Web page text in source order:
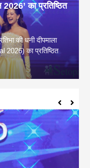
सुमन कल्याणपुर का
का रविवार शाम
समस्याओं के कारण